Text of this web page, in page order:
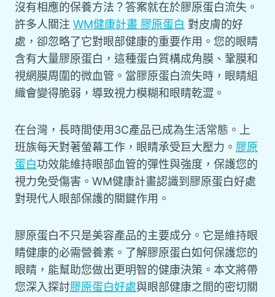
沒有相應的保養方法？答案就在於膠原蛋白流失。
許多人關注 WM健康計畫 膠原蛋白 對皮膚的好
處，卻忽略了它對眼部健康的重要作用。您的眼睛
含有大量膠原蛋白，這種蛋白質構成角膜、鞏膜和
視網膜周圍的微血管。當膠原蛋白流失時，眼睛組
織會變得脆弱，導致視力模糊和眼睛乾澀。
在台灣，長時間使用3C產品已成為生活常態。上
班族每天對著螢幕工作，眼睛承受巨大壓力。 膠原
蛋白功效能維持眼部血管的彈性與強度，保護您的
視力免受傷害。WM健康計畫認識到膠原蛋白好處
對現代人眼部保護的關鍵作用。
膠原蛋白不只是美容產品的主要成分。它是維持眼
睛健康的必需營養素。了解膠原蛋白如何保護您的
眼睛，能幫助您做出更明智的健康決策。本文將帶
您深入探討膠原蛋白好處與眼部健康之間的密切關